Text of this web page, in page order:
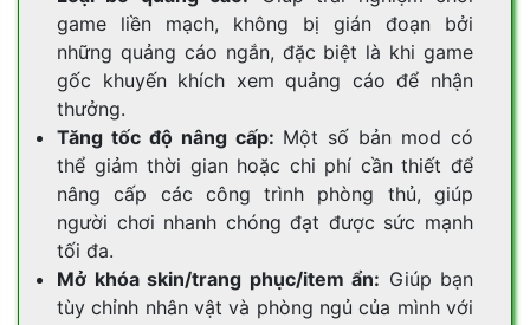
game liền mạch, không bị gián đoạn bởi
những quảng cáo ngắn, đặc biệt là khi game
gốc khuyến khích xem quảng cáo để nhận
thưởng.
Tăng tốc độ nâng cấp: Một số bản mod có
thể giảm thời gian hoặc chi phí cần thiết để
nâng cấp các công trình phòng thủ, giúp
người chơi nhanh chóng đạt được sức mạnh
tối đa.
Mở khóa skin/trang phục/item ẩn: Giúp bạn
tùy chỉnh nhân vật và phòng ngủ của mình với